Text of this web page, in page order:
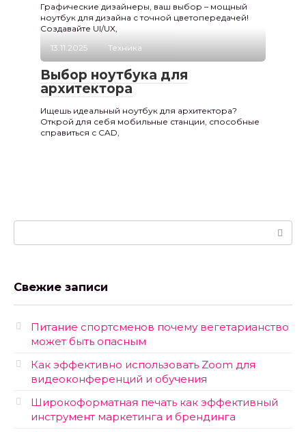
Графические дизайнеры, ваш выбор – мощный
ноутбук для дизайна с точной цветопередачей!
Создавайте UI/UX,
13.11.2025
Техника
Выбор ноутбука для
архитектора
Ищешь идеальный ноутбук для архитектора?
Открой для себя мобильные станции, способные
справиться с CAD,
Свежие записи
Питание спортсменов почему вегетарианство
может быть опасным
Как эффективно использовать Zoom для
видеоконференций и обучения
Широкоформатная печать как эффективный
инструмент маркетинга и брендинга